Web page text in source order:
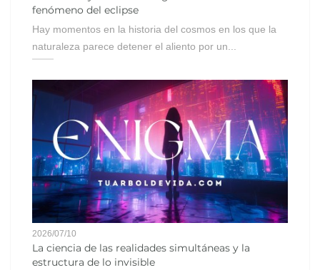
fenómeno del eclipse
Hay momentos en la historia del cosmos en los que la
naturaleza parece detener el aliento por un...
2026/07/10
La ciencia de las realidades simultáneas y la
estructura de lo invisible